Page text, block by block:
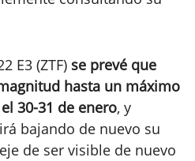
E3 (ZTF) se prevé que
hasta un máximo
30-31 de enero, y
bajando de nuevo su
de ser visible de nuevo